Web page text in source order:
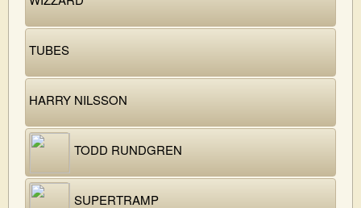
TUBES
HARRY NILSSON
TODD RUNDGREN
SUPERTRAMP